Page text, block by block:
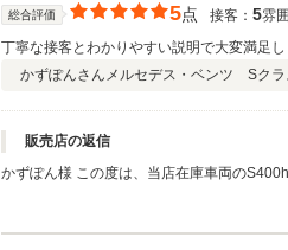
総合評価 5点 接客： 5雰
丁寧な接客とわかりやすい説明で大変満足し
かずぽんさん メルセデス・ベンツ Sク
販売店の返信
かずぽん様 この度は、当店在庫車両の